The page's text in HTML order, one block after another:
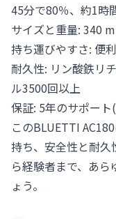
45分で80％、約1時
サイズと重量: 340
持ち運びやすさ: 便
耐久性: リン酸鉄リ
ル3500回以上
保証: 5年のサポート
このBLUETTI
持ち、安全性と耐久
ら経験者まで、あ
ょう。